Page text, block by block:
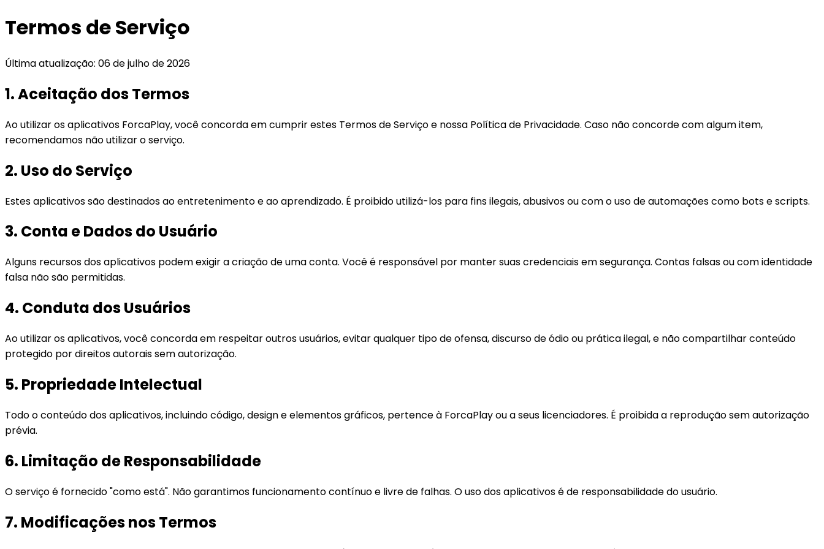
Termos de Serviço
Última atualização: 06 de julho de 2026
1. Aceitação dos Termos
Ao utilizar os aplicativos ForcaPlay, você concorda em cumprir estes Termos de Serviço e nossa Política de Privacidade. Caso não concorde com algum item,
recomendamos não utilizar o serviço.
2. Uso do Serviço
Estes aplicativos são destinados ao entretenimento e ao aprendizado. É proibido utilizá-los para fins ilegais, abusivos ou com o uso de automações como bots e scripts.
3. Conta e Dados do Usuário
Alguns recursos dos aplicativos podem exigir a criação de uma conta. Você é responsável por manter suas credenciais em segurança. Contas falsas ou com identidade
falsa não são permitidas.
4. Conduta dos Usuários
Ao utilizar os aplicativos, você concorda em respeitar outros usuários, evitar qualquer tipo de ofensa, discurso de ódio ou prática ilegal, e não compartilhar conteúdo
protegido por direitos autorais sem autorização.
5. Propriedade Intelectual
Todo o conteúdo dos aplicativos, incluindo código, design e elementos gráficos, pertence à ForcaPlay ou a seus licenciadores. É proibida a reprodução sem autorização
prévia.
6. Limitação de Responsabilidade
O serviço é fornecido "como está". Não garantimos funcionamento contínuo e livre de falhas. O uso dos aplicativos é de responsabilidade do usuário.
7. Modificações nos Termos